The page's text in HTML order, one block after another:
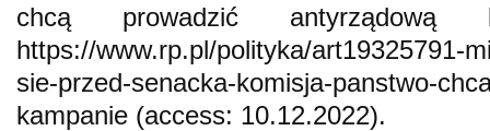
chcą prowadzić antyrządową
https://www.rp.pl/polityka/art19325791-
sie-przed-senacka-komisja-panstwo-
kampanie (access: 10.12.2022).